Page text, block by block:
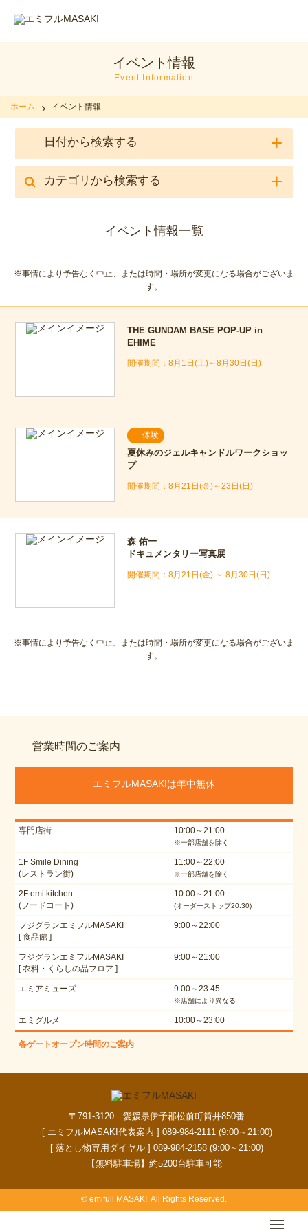
イベント情報
Event Information
ホーム イベント情報
日付から検索する
カテゴリから検索する
イベント情報一覧
※事情により予告なく中止、または時間・場所が変更になる場合がございま
す。
THE GUNDAM BASE POP-UP in
EHIME
8月1日(土)～8月30日(日)
体験
夏休みのジェルキャンドルワークショッ
プ
8月21日(金)～23日(日)
森 佑一
ドキュメンタリー写真展
8月21日(金) ～ 8月30日(日)
※事情により予告なく中止、または時間・場所が変更になる場合がございま
す。
営業時間のご案内
エミフルMASAKIは年中無休
専門店街 10:00～21:00
※一部店舗を除く
1F Smile Dining
(レストラン街)
11:00～22:00
※一部店舗を除く
2F emi kitchen
(フードコート)
10:00～21:00
(オーダーストップ20:30)
フジグランエミフルMASAKI
[ 食品館 ]
9:00～22:00
フジグランエミフルMASAKI
[ 衣料・くらしの品フロア ]
9:00～21:00
エミアミューズ 9:00～23:45
※店舗により異なる
エミグルメ 10:00～23:00
各ゲートオープン時間のご案内
〒791-3120 愛媛県伊予郡松前町筒井850番
[ エミフルMASAKI代表案内 ] 089-984-2111 (9:00～21:00)
[ 落とし物専用ダイヤル ] 089-984-2158 (9:00～21:00)
【無料駐車場】約5200台駐車可能
© emifull MASAKI. All Rights Reserved.